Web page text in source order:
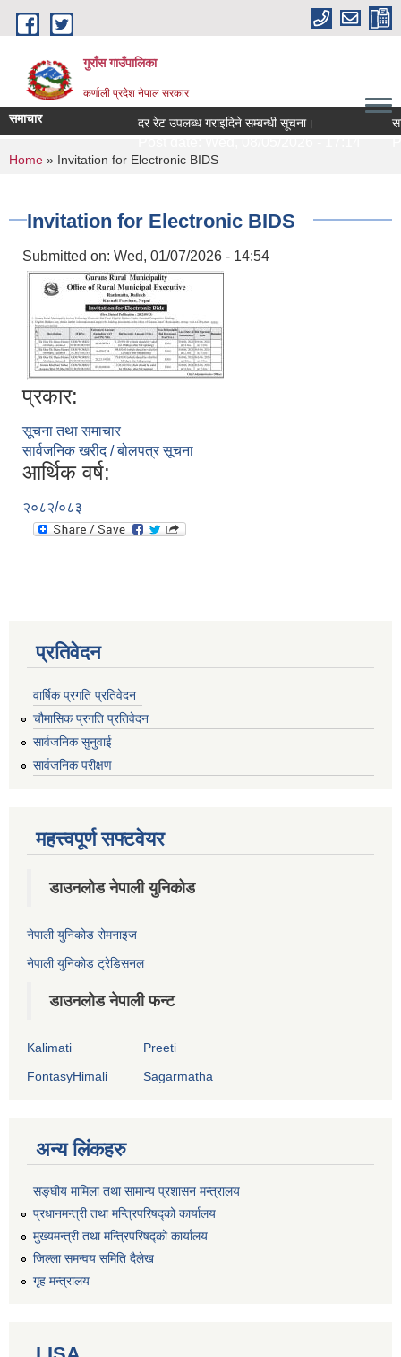
Skip to main content
गुराँस गाउँपालिका
कर्णाली प्रदेश नेपाल सरकार
समाचार दर रेट उपलब्ध गराइदिने सम्बन्धी सूचना।
You are here
Home » Invitation for Electronic BIDS
Invitation for Electronic BIDS
Submitted on: Wed, 01/07/2026 - 14:54
प्रकार:
सूचना तथा समाचार
सार्वजनिक खरीद / बोलपत्र सूचना
आर्थिक वर्ष:
२०८२/०८३
प्रतिवेदन
वार्षिक प्रगति प्रतिवेदन
चौमासिक प्रगति प्रतिवेदन
सार्वजनिक सुनुवाई
सार्वजनिक परीक्षण
महत्त्वपूर्ण सफ्टवेयर
डाउनलोड नेपाली युनिकोड
नेपाली युनिकोड रोमनाइज
नेपाली युनिकोड ट्रेडिसनल
डाउनलोड नेपाली फन्ट
Kalimati
Preeti
FontasyHimali
Sagarmatha
अन्य लिंकहरु
सङ्‍घीय मामिला तथा सामान्य प्रशासन मन्त्रालय
प्रधानमन्त्री तथा मन्त्रिपरिषद्को कार्यालय
मुख्यमन्त्री तथा मन्त्रिपरिषद्को कार्यालय
जिल्ला समन्वय समिति दैलेख
गृह मन्त्रालय